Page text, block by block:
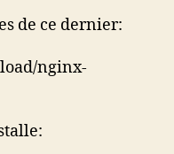
de ce dernier:
nginx-